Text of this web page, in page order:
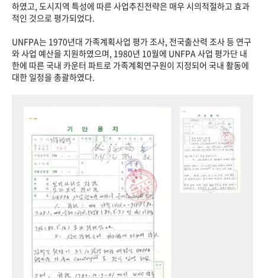
하였고, 도시지역 특성에 따른 사업추진전략은 매우 시의적절하고 효과
적인 것으로 평가되었다.
UNFPA는 1970년대 가족계획사업 평가 조사, 전국출산력 조사 등 연구
와 사업 예산을 지원하였으며, 1980년 10월에 UNFPA 사업 평가단 내
한에 따른 국내 카운터 파트로 가족계획연구원이 지정되어 국내 활동에
대한 일정을 총괄하였다.